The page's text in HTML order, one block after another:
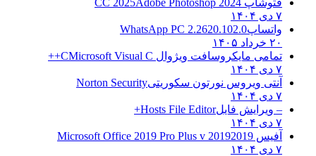
۷ دی ۱۴۰۴
واتساپWhatsApp PC 2.2620.102.0
۲۰ خرداد ۱۴۰۵
تمامی مایکروسافت ویژوال C Microsoft Visual C++
۷ دی ۱۴۰۴
آنتی ویروس نورتون سکوریتیNorton Security
۷ دی ۱۴۰۴
– ویرایش فایلHosts File Editor+
۷ دی ۱۴۰۴
آفیس 2019 2019 Microsoft Office 2019 Pro Plus v
۷ دی ۱۴۰۴